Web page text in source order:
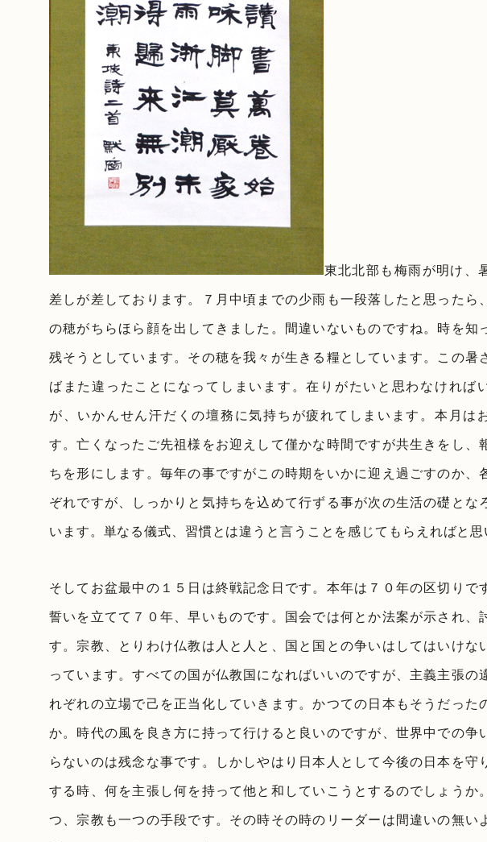
東北北部も梅雨が明け、
差しが差しております。７月中頃までの少雨も一段落したと思ったら
の穂がちらほら顔を出してきました。間違いないものですね。時を知
残そうとしています。その穂を我々が生きる糧としています。この暑
ばまた違ったことになってしまいます。在りがたいと思わなければ
が、いかんせん汗だくの壇務に気持ちが疲れてしまいます。本月は
す。亡くなったご先祖様をお迎えして僅かな時間ですが共生きをし、
ちを形にします。毎年の事ですがこの時期をいかに迎え過ごすのか、
ぞれですが、しっかりと気持ちを込めて行ずる事が次の生活の礎とな
います。単なる儀式、習慣とは違うと言うことを感じてもらえればと思
そしてお盆最中の１５日は終戦記念日です。本年は７０年の区切りで
誓いを立てて７０年、早いものです。国会では何とか法案が示され、
す。宗教、とりわけ仏教は人と人と、国と国との争いはしてはいけな
っています。すべての国が仏教国になればいいのですが、主義主張の
れぞれの立場で己を正当化していきます。かつての日本もそうだった
か。時代の風を良き方に持って行けると良いのですが、世界中での争
らないのは残念な事です。しかしやはり日本人として今後の日本を守
する時、何を主張し何を持って他と和していこうとするのでしょうか
つ、宗教も一つの手段です。その時その時のリーダーは間違いの無い